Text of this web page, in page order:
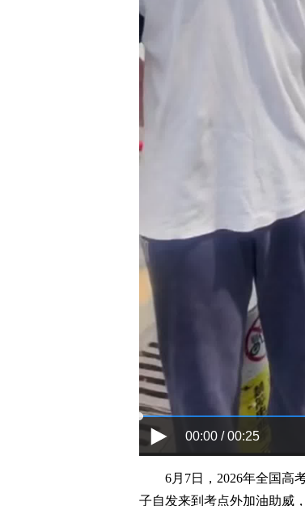
00:00 / 00:25
6月7日，2026年全国高
子自发来到考点外加油助威